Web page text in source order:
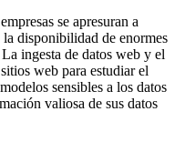
se apresuran a
disponibilidad de enormes
ingesta de datos web y el
web para estudiar el
sensibles a los datos
valiosa de sus datos